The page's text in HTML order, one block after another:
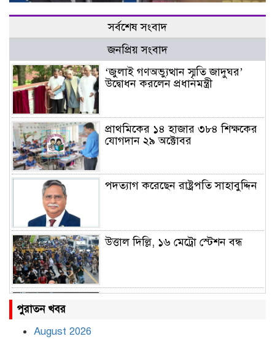
সর্বশেষ সংবাদ
জনপ্রিয় সংবাদ
‘জুলাই গণঅভ্যুত্থান স্মৃতি জাদুঘর’
উদ্বোধন করলেন প্রধানমন্ত্রী
প্রাথমিকের ১৪ হাজার ৩৮৪ শিক্ষকের
যোগদান ২৯ অক্টোবর
পদত্যাগ করেছেন রাষ্ট্রপতি সাহাবুদ্দিন
উত্তাল দিল্লি, ১৬ মেট্রো স্টেশন বন্ধ
পুরাতন খবর
August 2026